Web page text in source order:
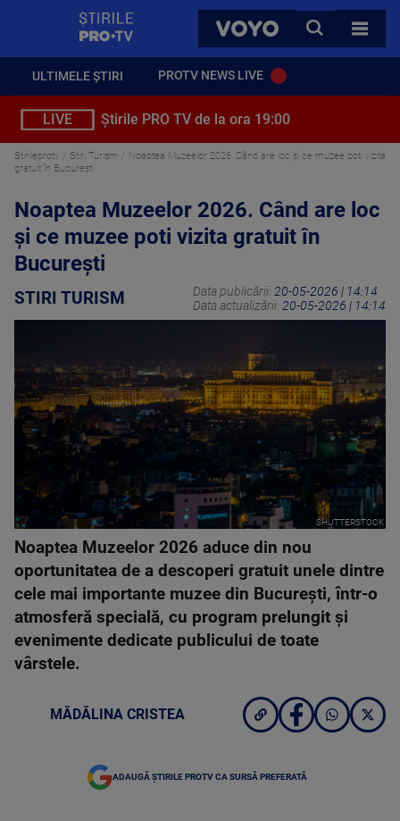
VOYO
CAUTA
TOATE
ULTIMELE ȘTIRI PROTV NEWS LIVE
LIVE Știrile PRO TV de la ora 19:00
Stirileprotv Stiri Turism
Noaptea Muzeelor 2026. Când are loc și ce muzee poti vizita
gratuit în București
Noaptea Muzeelor 2026. Când are loc
și ce muzee poti vizita gratuit în
București
STIRI TURISM Data publicării: 20-05-2026 | 14:14
Data actualizării: 20-05-2026 | 14:14
SHUTTERSTOCK
Noaptea Muzeelor 2026 aduce din nou
oportunitatea de a descoperi gratuit unele dintre
cele mai importante muzee din București, într-o
atmosferă specială, cu program prelungit și
evenimente dedicate publicului de toate
vârstele.
MĂDĂLINA CRISTEA
ADAUGĂ ȘTIRILE PROTV CA SURSĂ PREFERATĂ